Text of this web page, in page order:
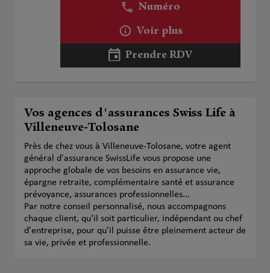
Numéro
Voir plus
Prendre RDV
Vos agences d'assurances Swiss Life à
Villeneuve-Tolosane
Près de chez vous à Villeneuve-Tolosane, votre agent
général d'assurance SwissLife vous propose une
approche globale de vos besoins en assurance vie,
épargne retraite, complémentaire santé et assurance
prévoyance, assurances professionnelles...
Par notre conseil personnalisé, nous accompagnons
chaque client, qu'il soit particulier, indépendant ou chef
d'entreprise, pour qu'il puisse être pleinement acteur de
sa vie, privée et professionnelle.